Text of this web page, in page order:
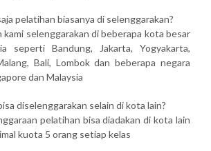
pelatihan biasanya di selenggarakan?
kami selenggarakan di beberapa kota besar
seperti Bandung, Jakarta, Yogyakarta,
Bali, Lombok dan beberapa negara
dan Malaysia
diselenggarakan selain di kota lain?
pelatihan bisa diadakan di kota lain
kuota 5 orang setiap kelas